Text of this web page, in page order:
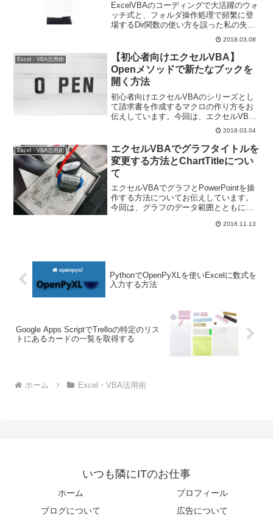
ExcelVBAのコーディングで大活躍のウォ
ッチ式と、フォルダ操作処理で頻繁に登
場するDir関数の使い方を誤った私の失敗
談です。安易にウォッチ式やイミディエ
イトウインドウに関数を入力したこと
で、まさかこんなことになるとは…私の
見た痛い目が、皆様の糧になれば幸いで
す。
2018.03.08
Excel・VBA活用術
【初心者向けエクセルVBA】
Openメソッドで新たなブックを
開く方法
初心者向けエクセルVBAのシリーズとし
て請求書を作成するマクロの作り方をお
伝えしています。今回は、エクセルVBA
で新たなブックを開く方法です。コレク
ションやWorkbooksプロパティについて
も解説しますよ。
2018.03.04
Excel・VBA活用術
エクセルVBAでグラフタイトルを
変更する方法とChartTitleについ
て
エクセルVBAでグラフとPowerPointを操
作する方法についてお伝えしています。
今回は、グラフのデータ範囲とともに
更しながら貼り付ける方法です。2016.11.13
PythonでOpenPyXLを使いExcelに数式を
入力する方法
Google Apps ScriptでTrelloの特定のリス
トにあるカードの一覧を取得する
ホーム Excel・VBA活用術
いつも隣にITのお仕事
ホーム
プロフィール
ブログについて
広告について